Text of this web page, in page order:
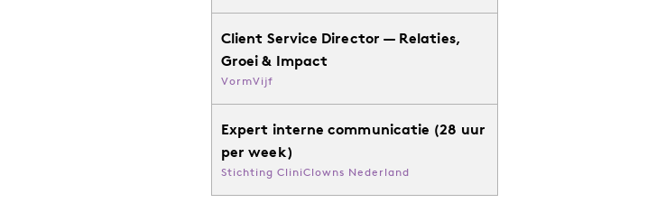
Client Service Director — Relaties,
Groei & Impact
VormVijf
Expert interne communicatie (28 uur
per week)
Stichting CliniClowns Nederland